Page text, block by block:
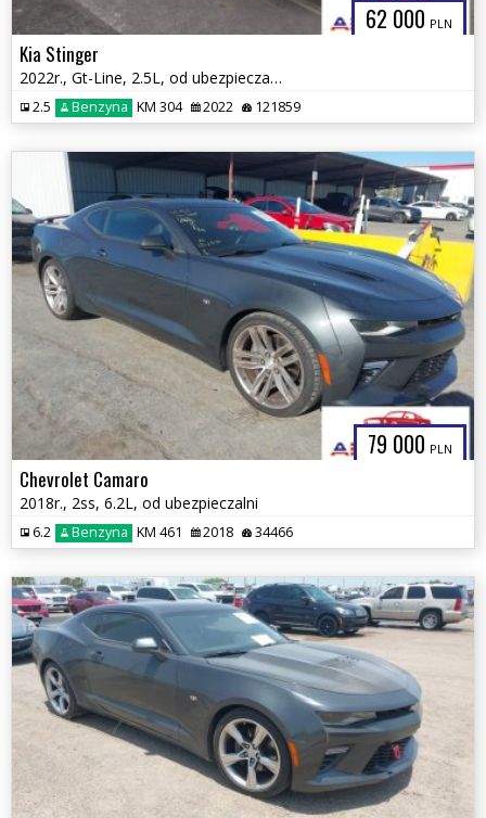
62 000 PLN
Kia Stinger
2022r., Gt-Line, 2.5L, od ubezpieczalni
2.5 Benzyna KM 304 2022 121859
79 000 PLN
Chevrolet Camaro
2018r., 2ss, 6.2L, od ubezpieczalni
6.2 Benzyna KM 461 2018 34466